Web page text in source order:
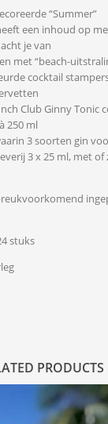
“Summer”
een inhoud op
je van
met “beach-
cocktail
Club Ginny Tonic
250 ml
3 soorten gin
3 x 25 ml, met of
stuks
PRODUCTS